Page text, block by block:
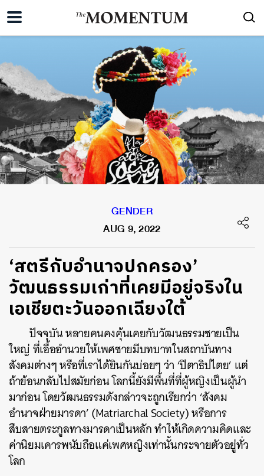
GENDER
AUG 9, 2022
‘สตรีกับอำนาจปกครอง’
วัฒนธรรมเก่าที่เคยมีอยู่จริงใน
เอเชียตะวันออกเฉียงใต้
ปัจจุบัน หลายคนคงคุ้นเคยกับวัฒนธรรมชายเป็น
ใหญ่ ที่เอื้ออำนวยให้เพศชายมีบทบาทในสถาบันทาง
สังคมต่างๆ หรือที่เราได้ยินกันบ่อยๆ ว่า ‘ปิตาธิปไตย’ แต่
ถ้าย้อนกลับไปสมัยก่อน โลกนี้ยังมีพื้นที่ที่ผู้หญิงเป็นผู้นำ
มาก่อน โดยวัฒนธรรมดังกล่าวจะถูกเรียกว่า ‘สังคม
อำนาจฝ่ายมารดา’ (Matriarchal Society) หรือการ
สืบสายตระกูลทางมารดาเป็นหลัก ทำให้เกิดความคิดและ
ค่านิยมเคารพนับถือแค่เพศหญิงเท่านั้นกระจายตัวอยู่ทั่ว
โลก